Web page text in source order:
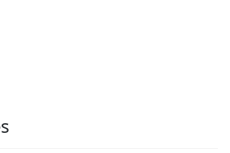
Bekam Kekinian